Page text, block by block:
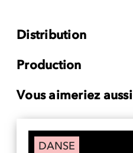
Distribution
Production
Vous aimeriez aussi
DANSE